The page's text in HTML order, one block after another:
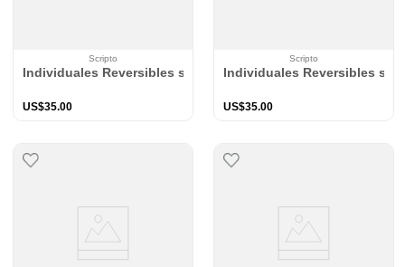
Scripto
Individuales Reversibles set de 6 rectangular 41*27 cm + 6
US$35.00
Scripto
Individuales Reversibles set
US$35.00